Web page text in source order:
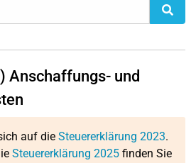
Anschaffungs- und
auf die Steuererklärung 2023.
Steuererklärung 2025 finden Sie